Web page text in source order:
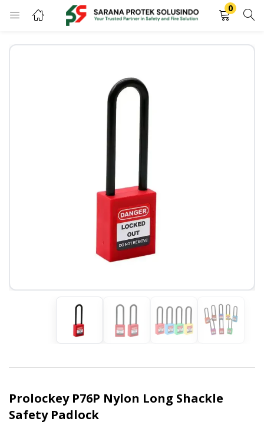
0
LOGIN REGISTER
Enter your username and password to login.
LOGIN
Lost password?
Continue with Google
Prolockey P76P Nylon Long Shackle
Safety Padlock